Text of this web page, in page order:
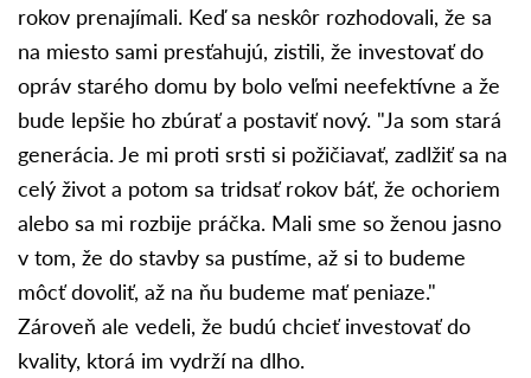
rokov prenajímali. Keď sa neskôr rozhodovali, že sa
na miesto sami presťahujú, zistili, že investovať do
opráv starého domu by bolo veľmi neefektívne a že
bude lepšie ho zbúrať a postaviť nový. "Ja som stará
generácia. Je mi proti srsti si požičiavať, zadlžiť sa na
celý život a potom sa tridsať rokov báť, že ochoriem
alebo sa mi rozbije práčka. Mali sme so ženou jasno
v tom, že do stavby sa pustíme, až si to budeme
môcť dovoliť, až na ňu budeme mať peniaze."
Zároveň ale vedeli, že budú chcieť investovať do
kvality, ktorá im vydrží na dlho.